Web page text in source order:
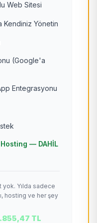
Web Sitesi
Kendiniz Yönetin
(Google'a
Entegrasyonu
— DAHİL
yok. Yılda sadece
hosting ve her şey
TL